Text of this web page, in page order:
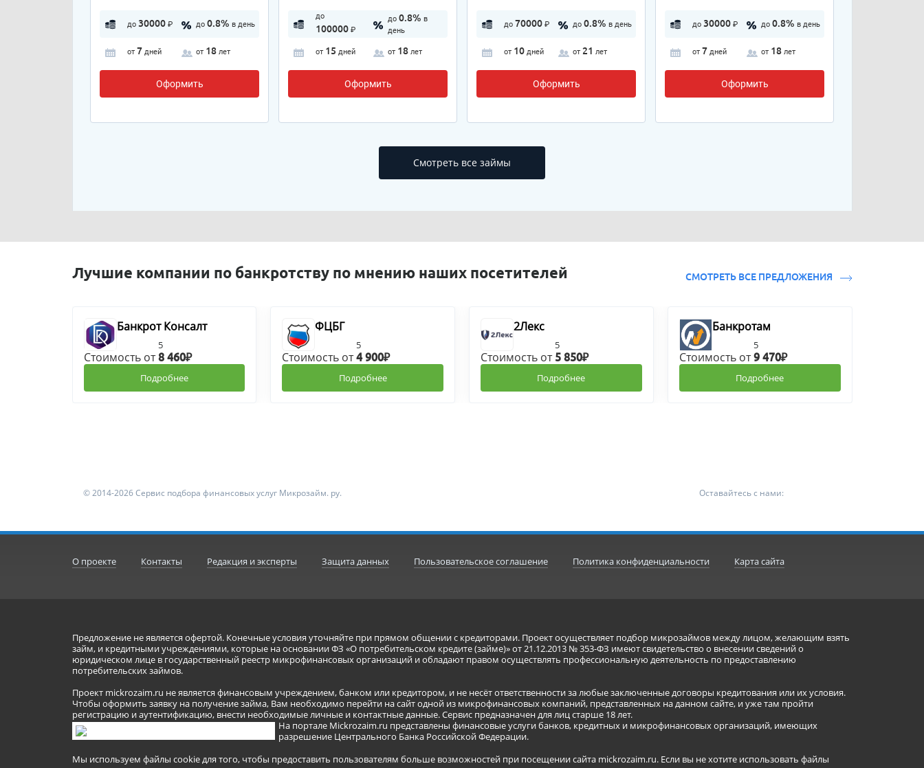
до 30000₽ до 0.8% в день
от 7 дней от 18 лет
Оформить
до
100000₽
до 0.8% в
день
от 15 дней от 18 лет
Оформить
до 70000₽ до 0.8% в день
от 10 дней от 21 лет
Оформить
до 30000₽ до 0.8% в день
от 7 дней от 18 лет
Оформить
Смотреть все займы
Лучшие компании по банкротству по мнению наших посетителей СМОТРЕТЬ ВСЕ ПРЕДЛОЖЕНИЯ
Банкрот Консалт
5
Стоимость от8 460₽
Подробнее
ФЦБГ
5
Стоимость от4 900₽
Подробнее
2Лекс
5
Стоимость от 5 850₽
Подробнее
Банкротам
5
Стоимость от9 470₽
Подробнее
© 2014-2026 Сервис подбора финансовых услуг Микрозайм. ру. Оставайтесь с нами:
О проекте Контакты Редакция и эксперты Защита данных Пользовательское соглашение Политика конфиденциальности Карта сайта
Предложение не является офертой. Конечные условия уточняйте при прямом общении с кредиторами. Проект осуществляет подбор микрозаймов между лицом, желающим взять
займ, и кредитными учреждениями, которые на основании ФЗ «О потребительском кредите (займе)» от 21.12.2013 № 353-ФЗ имеют свидетельство о внесении сведений о
юридическом лице в государственный реестр микрофинансовых организаций и обладают правом осуществлять профессиональную деятельность по предоставлению
потребительских займов.
Проект mickrozaim.ru не является финансовым учреждением, банком или кредитором, и не несёт ответственности за любые заключенные договоры кредитования или их условия.
Чтобы оформить заявку на получение займа, Вам необходимо перейти на сайт одной из микрофинансовых компаний, представленных на данном сайте, и уже там пройти
регистрацию и аутентификацию, внести необходимые личные и контактные данные. Сервис предназначен для лиц старше 18 лет.
На портале Mickrozaim.ru представлены финансовые услуги банков, кредитных и микрофинансовых организаций, имеющих
разрешение Центрального Банка Российской Федерации.
Мы используем файлы cookie для того, чтобы предоставить пользователям больше возможностей при посещении сайта mickrozaim.ru. Если вы не хотите использовать файлы